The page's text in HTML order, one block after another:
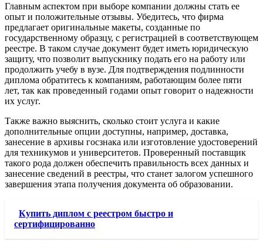
Главным аспектом при выборе компании должны стать ее
опыт и положительные отзывы. Убедитесь, что фирма
предлагает оригинальные макеты, созданные по
государственному образцу, с регистрацией в соответствующем
реестре. В таком случае документ будет иметь юридическую
защиту, что позволит выпускнику подать его на работу или
продолжить учебу в вузе. Для подтверждения подлинности
диплома обратитесь к компаниям, работающим более пяти
лет, так как проведенный годами опыт говорит о надежности
их услуг.
Также важно выяснить, сколько стоит услуга и какие
дополнительные опции доступны, например, доставка,
занесение в архивы госзнака или изготовление удостоверений
для техникумов и университетов. Проверенный поставщик
такого рода должен обеспечить правильность всех данных и
занесение сведений в реестры, что станет залогом успешного
завершения этапа получения документа об образовании.
Купить диплом с реестром быстро и
сертифицированно